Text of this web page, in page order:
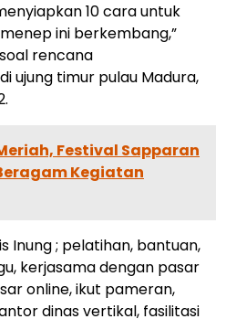
10 cara untuk
ini berkembang,”
rencana
ujung timur pulau Madura,
Festival Sapparan
Kegiatan
Inung ; pelatihan, bantuan,
kerjasama dengan pasar
online, ikut pameran,
dinas vertikal, fasilitasi